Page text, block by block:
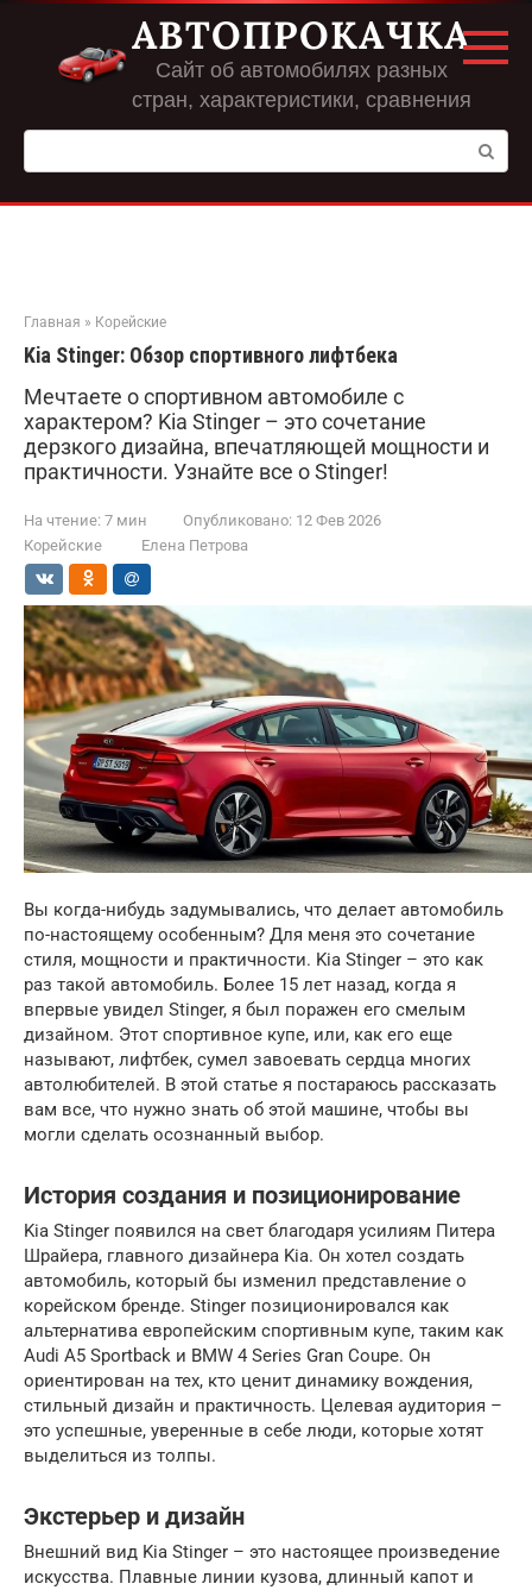
Перейти
контенту
АВТОПРОКАЧКА
Сайт об автомобилях разных
стран, характеристики, сравнения
Поиск:
Главная » Корейские
Kia Stinger: Обзор спортивного лифтбека
Мечтаете о спортивном автомобиле с
характером? Kia Stinger – это сочетание
дерзкого дизайна, впечатляющей мощности и
практичности. Узнайте все о Stinger!
На чтение: 7 мин Опубликовано: 12 Фев 2026
Корейские
Елена Петрова
Вы когда-нибудь задумывались, что делает автомобиль
по-настоящему особенным? Для меня это сочетание
стиля, мощности и практичности. Kia Stinger – это как
раз такой автомобиль. Более 15 лет назад, когда я
впервые увидел Stinger, я был поражен его смелым
дизайном. Этот спортивное купе, или, как его еще
называют, лифтбек, сумел завоевать сердца многих
автолюбителей. В этой статье я постараюсь рассказать
вам все, что нужно знать об этой машине, чтобы вы
могли сделать осознанный выбор.
История создания и позиционирование
Kia Stinger появился на свет благодаря усилиям Питера
Шрайера, главного дизайнера Kia. Он хотел создать
автомобиль, который бы изменил представление о
корейском бренде. Stinger позиционировался как
альтернатива европейским спортивным купе, таким как
Audi A5 Sportback и BMW 4 Series Gran Coupe. Он
ориентирован на тех, кто ценит динамику вождения,
стильный дизайн и практичность. Целевая аудитория –
это успешные, уверенные в себе люди, которые хотят
выделиться из толпы.
Экстерьер и дизайн
Внешний вид Kia Stinger – это настоящее произведение
искусства. Плавные линии кузова, длинный капот и